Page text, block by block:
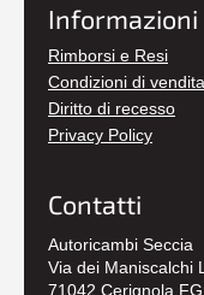
Informazioni
Rimborsi e Resi
Condizioni di vendita
Diritto di recesso
Privacy Policy
Contatti
Autoricambi Seccia
Via dei Maniscalchi
71042 Cerignola FG